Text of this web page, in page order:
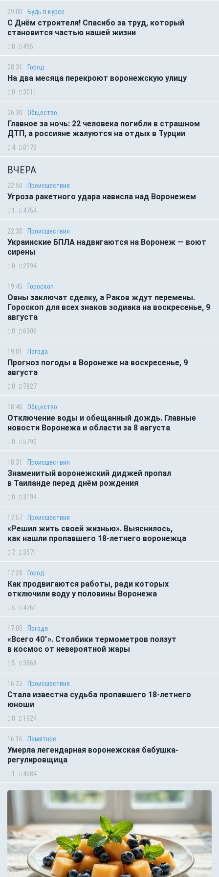
09:00 Будь в курсе
С Днём строителя! Спасибо за труд, который
становится частью нашей жизни
0 495
08:31 Город
На два месяца перекроют воронежскую улицу
0 3011
06:30 Общество
Главное за ночь: 22 человека погибли в страшном
ДТП, а россияне жалуются на отдых в Турции
4 8176
ВЧЕРА
22:50 Происшествия
Угроза ракетного удара нависла над Воронежем
1 4754
22:35 Происшествия
Украинские БПЛА надвигаются на Воронеж — воют
сирены
0 2994
19:45 Гороскоп
Овны заключат сделку, а Раков ждут перемены.
Гороскоп для всех знаков зодиака на воскресенье, 9
августа
0 6306
19:01 Погода
Прогноз погоды в Воронеже на воскресенье, 9
августа
0 7827
18:46 Общество
Отключение воды и обещанный дождь. Главные
новости Воронежа и области за 8 августа
0 5790
18:31 Происшествия
Знаменитый воронежский диджей пропал
в Таиланде перед днём рождения
0 3194
17:57 Происшествия
«Решил жить своей жизнью». Выяснилось,
как нашли пропавшего 18-летнего воронежца
7 3571
17:28 Город
Как продвигаются работы, ради которых
отключили воду у половины Воронежа
5 4761
17:05 Погода
«Всего 40°». Столбики термометров ползут
в космос от невероятной жары
5 3868
16:22 Происшествия
Стала известна судьба пропавшего 18-летнего
юноши
0 1924
16:16 Памятное
Умерла легендарная воронежская бабушка-
регулировщица
1 4584